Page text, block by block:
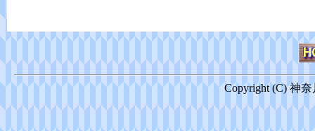
Copyright (C) 神